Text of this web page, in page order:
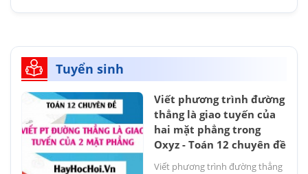
Tuyển sinh
Viết phương trình đường
thẳng là giao tuyến của
hai mặt phẳng trong
Oxyz - Toán 12 chuyên đề
Viết phương trình đường thẳng